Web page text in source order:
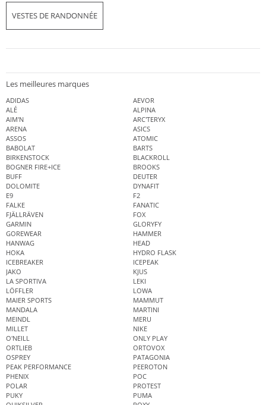
VESTES DE RANDONNÉE
Les meilleures marques
ADIDAS
AEVOR
ALÉ
ALPINA
AIM'N
ARC'TERYX
ARENA
ASICS
ASSOS
ATOMIC
BABOLAT
BARTS
BIRKENSTOCK
BLACKROLL
BOGNER FIRE+ICE
BROOKS
BUFF
DEUTER
DOLOMITE
DYNAFIT
E9
F2
FALKE
FANATIC
FJÄLLRÄVEN
FOX
GARMIN
GLORYFY
GOREWEAR
HAMMER
HANWAG
HEAD
HOKA
HYDRO FLASK
ICEBREAKER
ICEPEAK
JAKO
KJUS
LA SPORTIVA
LEKI
LÖFFLER
LOWA
MAIER SPORTS
MAMMUT
MANDALA
MARTINI
MEINDL
MERU
MILLET
NIKE
O'NEILL
ONLY PLAY
ORTLIEB
ORTOVOX
OSPREY
PATAGONIA
PEAK PERFORMANCE
PEEROTON
PHENIX
POC
POLAR
PROTEST
PUKY
PUMA